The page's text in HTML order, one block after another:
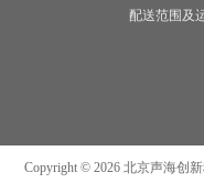
配送范围及
Copyright © 2026 北京声海创